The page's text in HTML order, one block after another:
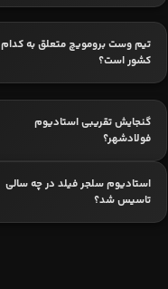
تیم وست برومویچ متعلق به کدام
کشور است؟
گنجایش تقریبی استادیوم
فولادشهر؟
استادیوم سلجر فیلد در چه سالی
تاسیس شد؟